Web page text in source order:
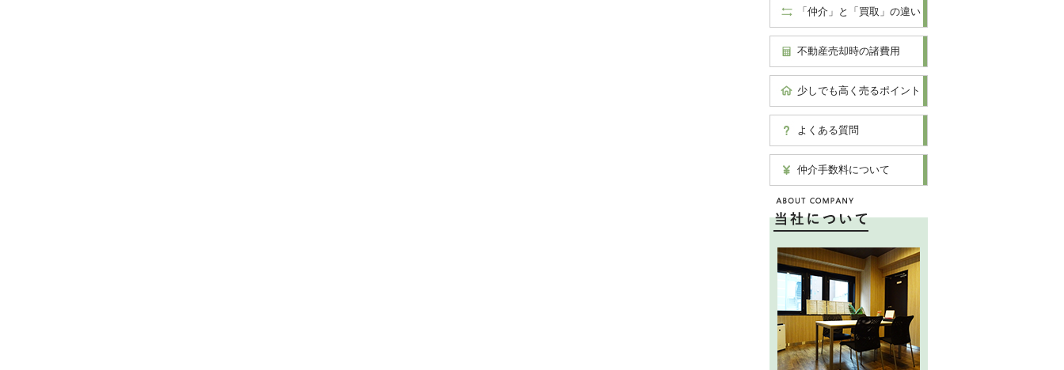
「仲介」と「買取」の違い
不動産売却時の諸費用
少しでも高く売るポイント
よくある質問
仲介手数料について